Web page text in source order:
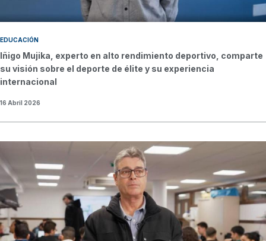
EDUCACIÓN
Iñigo Mujika, experto en alto rendimiento deportivo, comparte
su visión sobre el deporte de élite y su experiencia
internacional
16 Abril 2026